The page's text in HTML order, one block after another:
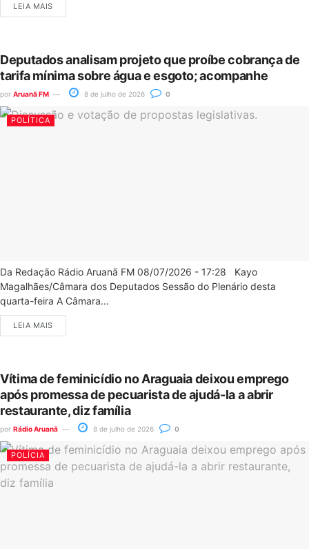
LEIA MAIS
Deputados analisam projeto que proíbe cobrança de
tarifa mínima sobre água e esgoto; acompanhe
por Aruanã FM 8 de julho de 2026 0
POLÍTICA
Da Redação Rádio Aruanã FM 08/07/2026 - 17:28 Kayo
Magalhães/Câmara dos Deputados Sessão do Plenário desta
quarta-feira A Câmara...
LEIA MAIS
Vítima de feminicídio no Araguaia deixou emprego
após promessa de pecuarista de ajudá-la a abrir
restaurante, diz família
por Rádio Aruanã 8 de julho de 2026 0
POLÍCIA